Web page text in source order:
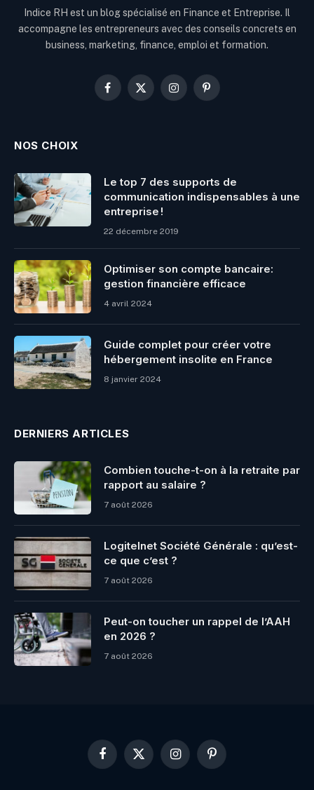
Indice RH est un blog spécialisé en Finance et Entreprise. Il
accompagne les entrepreneurs avec des conseils concrets en
business, marketing, finance, emploi et formation.
Facebook
X
InstagramPinterest
NOS CHOIX
Le top 7 des supports de
communication indispensables à une
entreprise !
22 décembre 2019
Optimiser son compte bancaire:
gestion financière efficace
4 avril 2024
Guide complet pour créer votre
hébergement insolite en France
8 janvier 2024
DERNIERS ARTICLES
Combien touche-t-on à la retraite par
rapport au salaire ?
7 août 2026
Logitelnet Société Générale : qu’est-
ce que c’est ?
7 août 2026
Peut-on toucher un rappel de l’AAH
en 2026 ?
7 août 2026
Facebook
X
InstagramPinterest